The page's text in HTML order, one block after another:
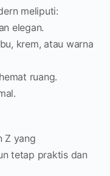
meliputi:
elegan.
krem, atau warna
ruang.
Z yang
tetap praktis dan